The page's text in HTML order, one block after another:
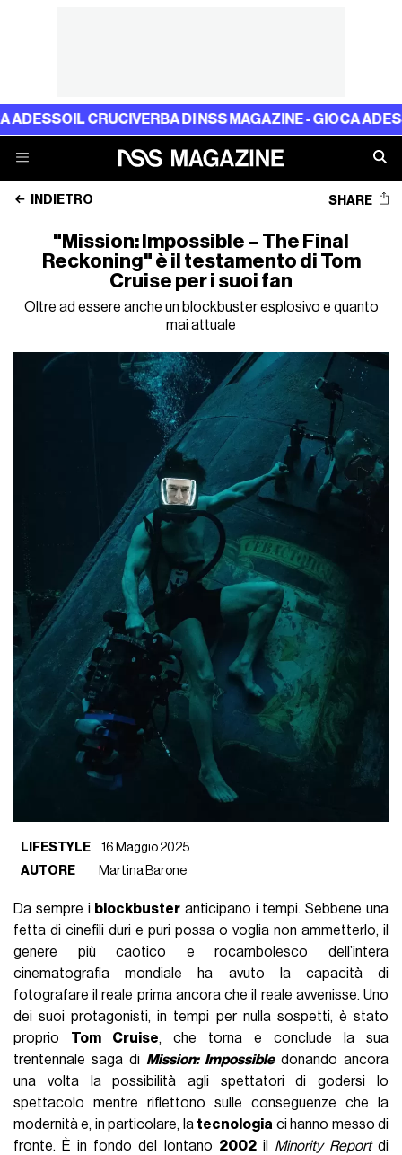
CRUCIVERBA DI NSS MAGAZINE - GIOCA ADESSOIL
INDIETRO SHARE
"Mission: Impossible – The Final
Reckoning" è il testamento di Tom
Cruise per i suoi fan
Oltre ad essere anche un blockbuster esplosivo e quanto
mai attuale
LIFESTYLE
16 Maggio 2025
AUTORE
Martina Barone
Da sempre i blockbuster anticipano i tempi. Sebbene una
fetta di cinefili duri e puri possa o voglia non ammetterlo, il
genere più caotico e rocambolesco dell’intera
cinematografia mondiale ha avuto la capacità di
fotografare il reale prima ancora che il reale avvenisse. Uno
dei suoi protagonisti, in tempi per nulla sospetti, è stato
proprio Tom Cruise, che torna e conclude la sua
trentennale saga di Mission: Impossibledonando ancora
una volta la possibilità agli spettatori di godersi lo
spettacolo mentre riflettono sulle conseguenze che la
modernità e, in particolare, la tecnologia ci hanno messo di
fronte. È in fondo del lontano 2002il Minority Reportdi